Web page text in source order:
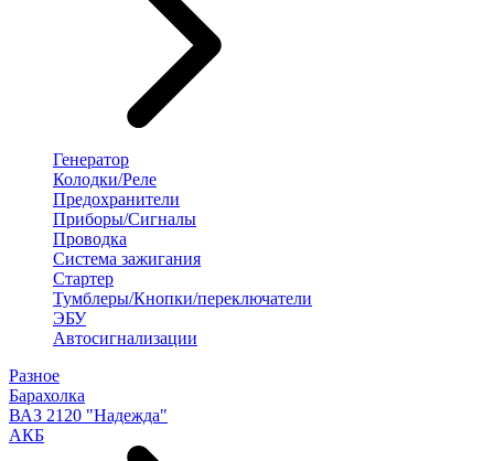
Генератор
Колодки/Реле
Предохранители
Приборы/Сигналы
Проводка
Система зажигания
Стартер
Тумблеры/Кнопки/переключатели
ЭБУ
Автосигнализации
Разное
Барахолка
ВАЗ 2120 "Надежда"
АКБ